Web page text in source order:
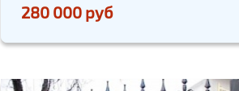
280 000 руб